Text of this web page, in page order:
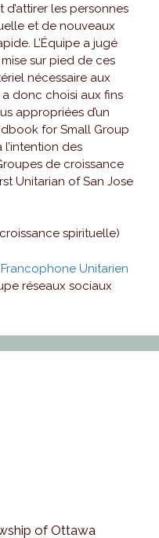
les personnes
et de nouveaux
L’Équipe a jugé
sur pied de ces
nécessaire aux
donc choisi aux fins
appropriées d’un
for Small Group
l’intention des
de croissance
Unitarian of San Jose
spirituelle)
Unitarien
réseaux sociaux
of Ottawa